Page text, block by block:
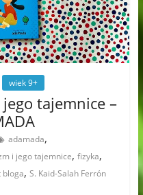
wiek 9+
tajemnice –
adamada,
i jego tajemnice, fizyka,
bloga, S. Kaid-Salah Ferrón